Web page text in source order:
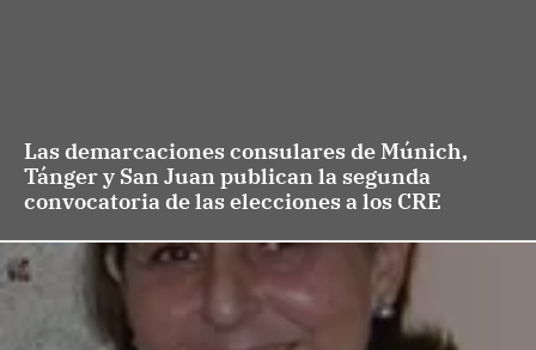
Las demarcaciones consulares de Múnich,
Tánger y San Juan publican la segunda
convocatoria de las elecciones a los CRE